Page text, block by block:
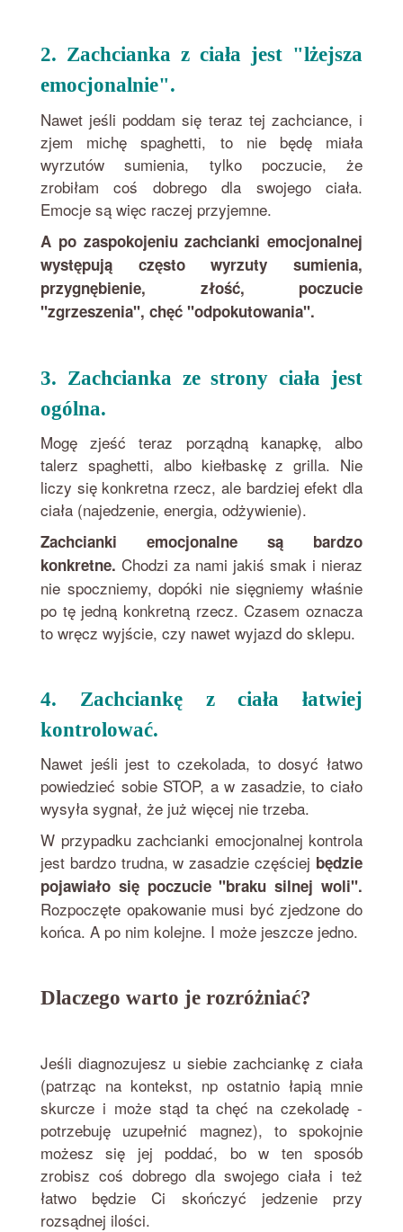
2. Zachcianka z ciała jest "lżejsza
emocjonalnie".
Nawet jeśli poddam się teraz tej zachciance, i
zjem michę spaghetti, to nie będę miała
wyrzutów sumienia, tylko poczucie, że
zrobiłam coś dobrego dla swojego ciała.
Emocje są więc raczej przyjemne.
A po zaspokojeniu zachcianki emocjonalnej
występują często wyrzuty sumienia,
przygnębienie, złość, poczucie
"zgrzeszenia", chęć "odpokutowania".
3. Zachcianka ze strony ciała jest
ogólna.
Mogę zjeść teraz porządną kanapkę, albo
talerz spaghetti, albo kiełbaskę z grilla. Nie
liczy się konkretna rzecz, ale bardziej efekt dla
ciała (najedzenie, energia, odżywienie).
Zachcianki emocjonalne są bardzo
konkretne. Chodzi za nami jakiś smak i nieraz
nie spoczniemy, dopóki nie sięgniemy właśnie
po tę jedną konkretną rzecz. Czasem oznacza
to wręcz wyjście, czy nawet wyjazd do sklepu.
4. Zachciankę z ciała łatwiej
kontrolować.
Nawet jeśli jest to czekolada, to dosyć łatwo
powiedzieć sobie STOP, a w zasadzie, to ciało
wysyła sygnał, że już więcej nie trzeba.
W przypadku zachcianki emocjonalnej kontrola
jest bardzo trudna, w zasadzie częściej będzie
pojawiało się poczucie "braku silnej woli".
Rozpoczęte opakowanie musi być zjedzone do
końca. A po nim kolejne. I może jeszcze jedno.
Dlaczego warto je rozróżniać?
Jeśli diagnozujesz u siebie zachciankę z ciała
(patrząc na kontekst, np ostatnio łapią mnie
skurcze i może stąd ta chęć na czekoladę -
potrzebuję uzupełnić magnez), to spokojnie
możesz się jej poddać, bo w ten sposób
zrobisz coś dobrego dla swojego ciała i też
łatwo będzie Ci skończyć jedzenie przy
rozsądnej ilości.